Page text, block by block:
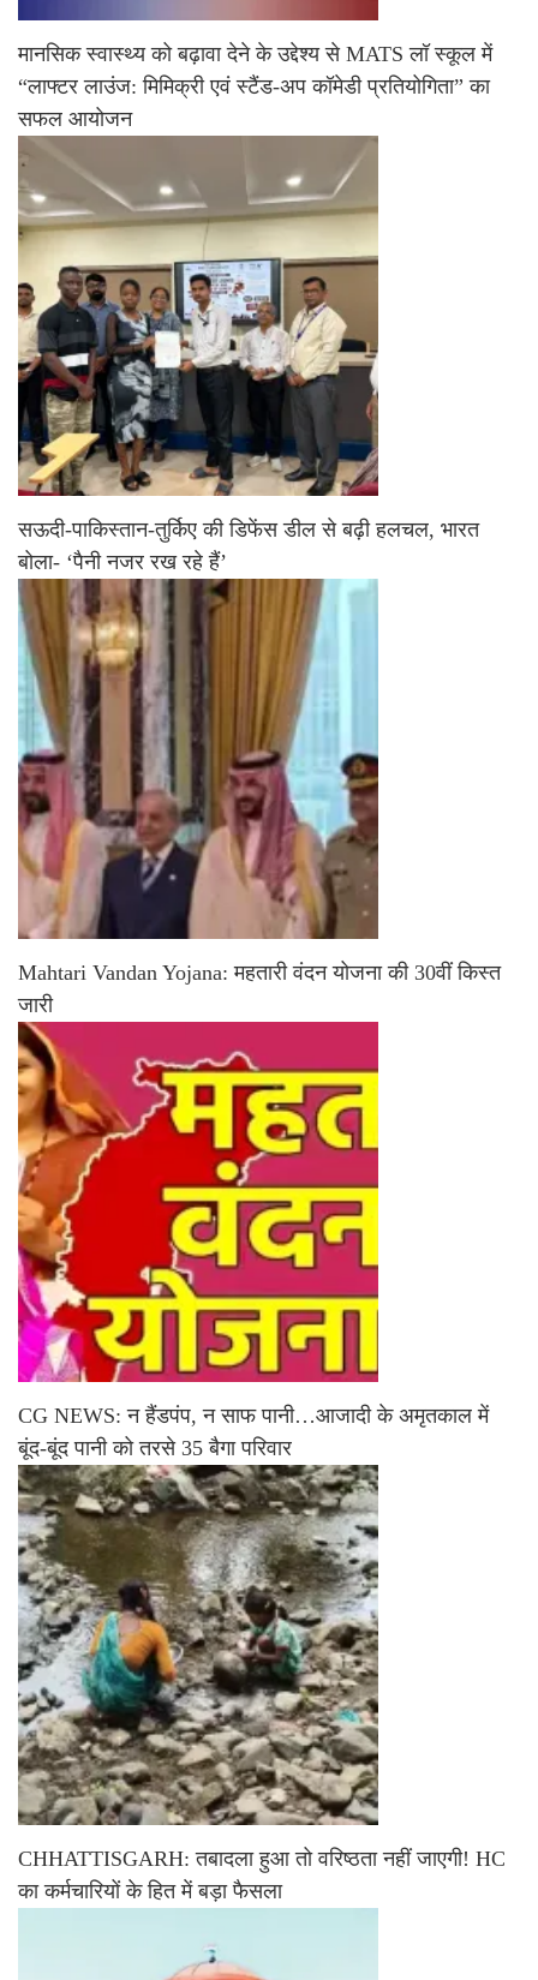
मानसिक स्वास्थ्य को बढ़ावा देने के उद्देश्य से MATS लॉ स्कूल में
“लाफ्टर लाउंज: मिमिक्री एवं स्टैंड-अप कॉमेडी प्रतियोगिता” का
सफल आयोजन
सऊदी-पाकिस्तान-तुर्किए की डिफेंस डील से बढ़ी हलचल, भारत
बोला- ‘पैनी नजर रख रहे हैं’
Mahtari Vandan Yojana: महतारी वंदन योजना की 30वीं किस्त
जारी
CG NEWS: न हैंडपंप, न साफ पानी…आजादी के अमृतकाल में
बूंद-बूंद पानी को तरसे 35 बैगा परिवार
CHHATTISGARH: तबादला हुआ तो वरिष्ठता नहीं जाएगी! HC
का कर्मचारियों के हित में बड़ा फैसला